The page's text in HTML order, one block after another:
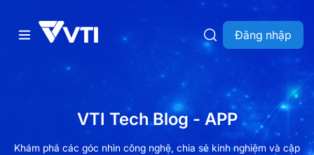
Đăng nhập
VTI Tech Blog - APP
Khám phá các góc nhìn công nghệ, chia sẻ kinh nghiệm và cập